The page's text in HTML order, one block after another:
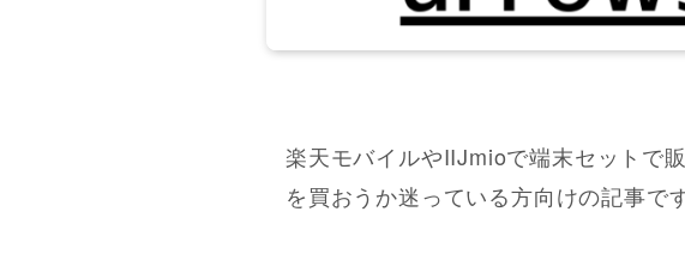
楽天モバイルやIIJmioで端末セットで
を買おうか迷っている方向けの記事です